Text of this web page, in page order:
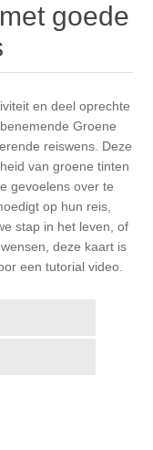
goede
en deel oprechte
Groene
reiswens. Deze
van groene tinten
gevoelens over te
op hun reis,
stap in het leven, of
deze kaart is
een tutorial video.